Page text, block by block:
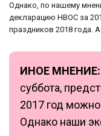
Однако, по нашему
декларацию НВОС за
праздников 2018 года.
ИНОЕ МНЕНИЕ:
суббота,
2017 год
Однако наши